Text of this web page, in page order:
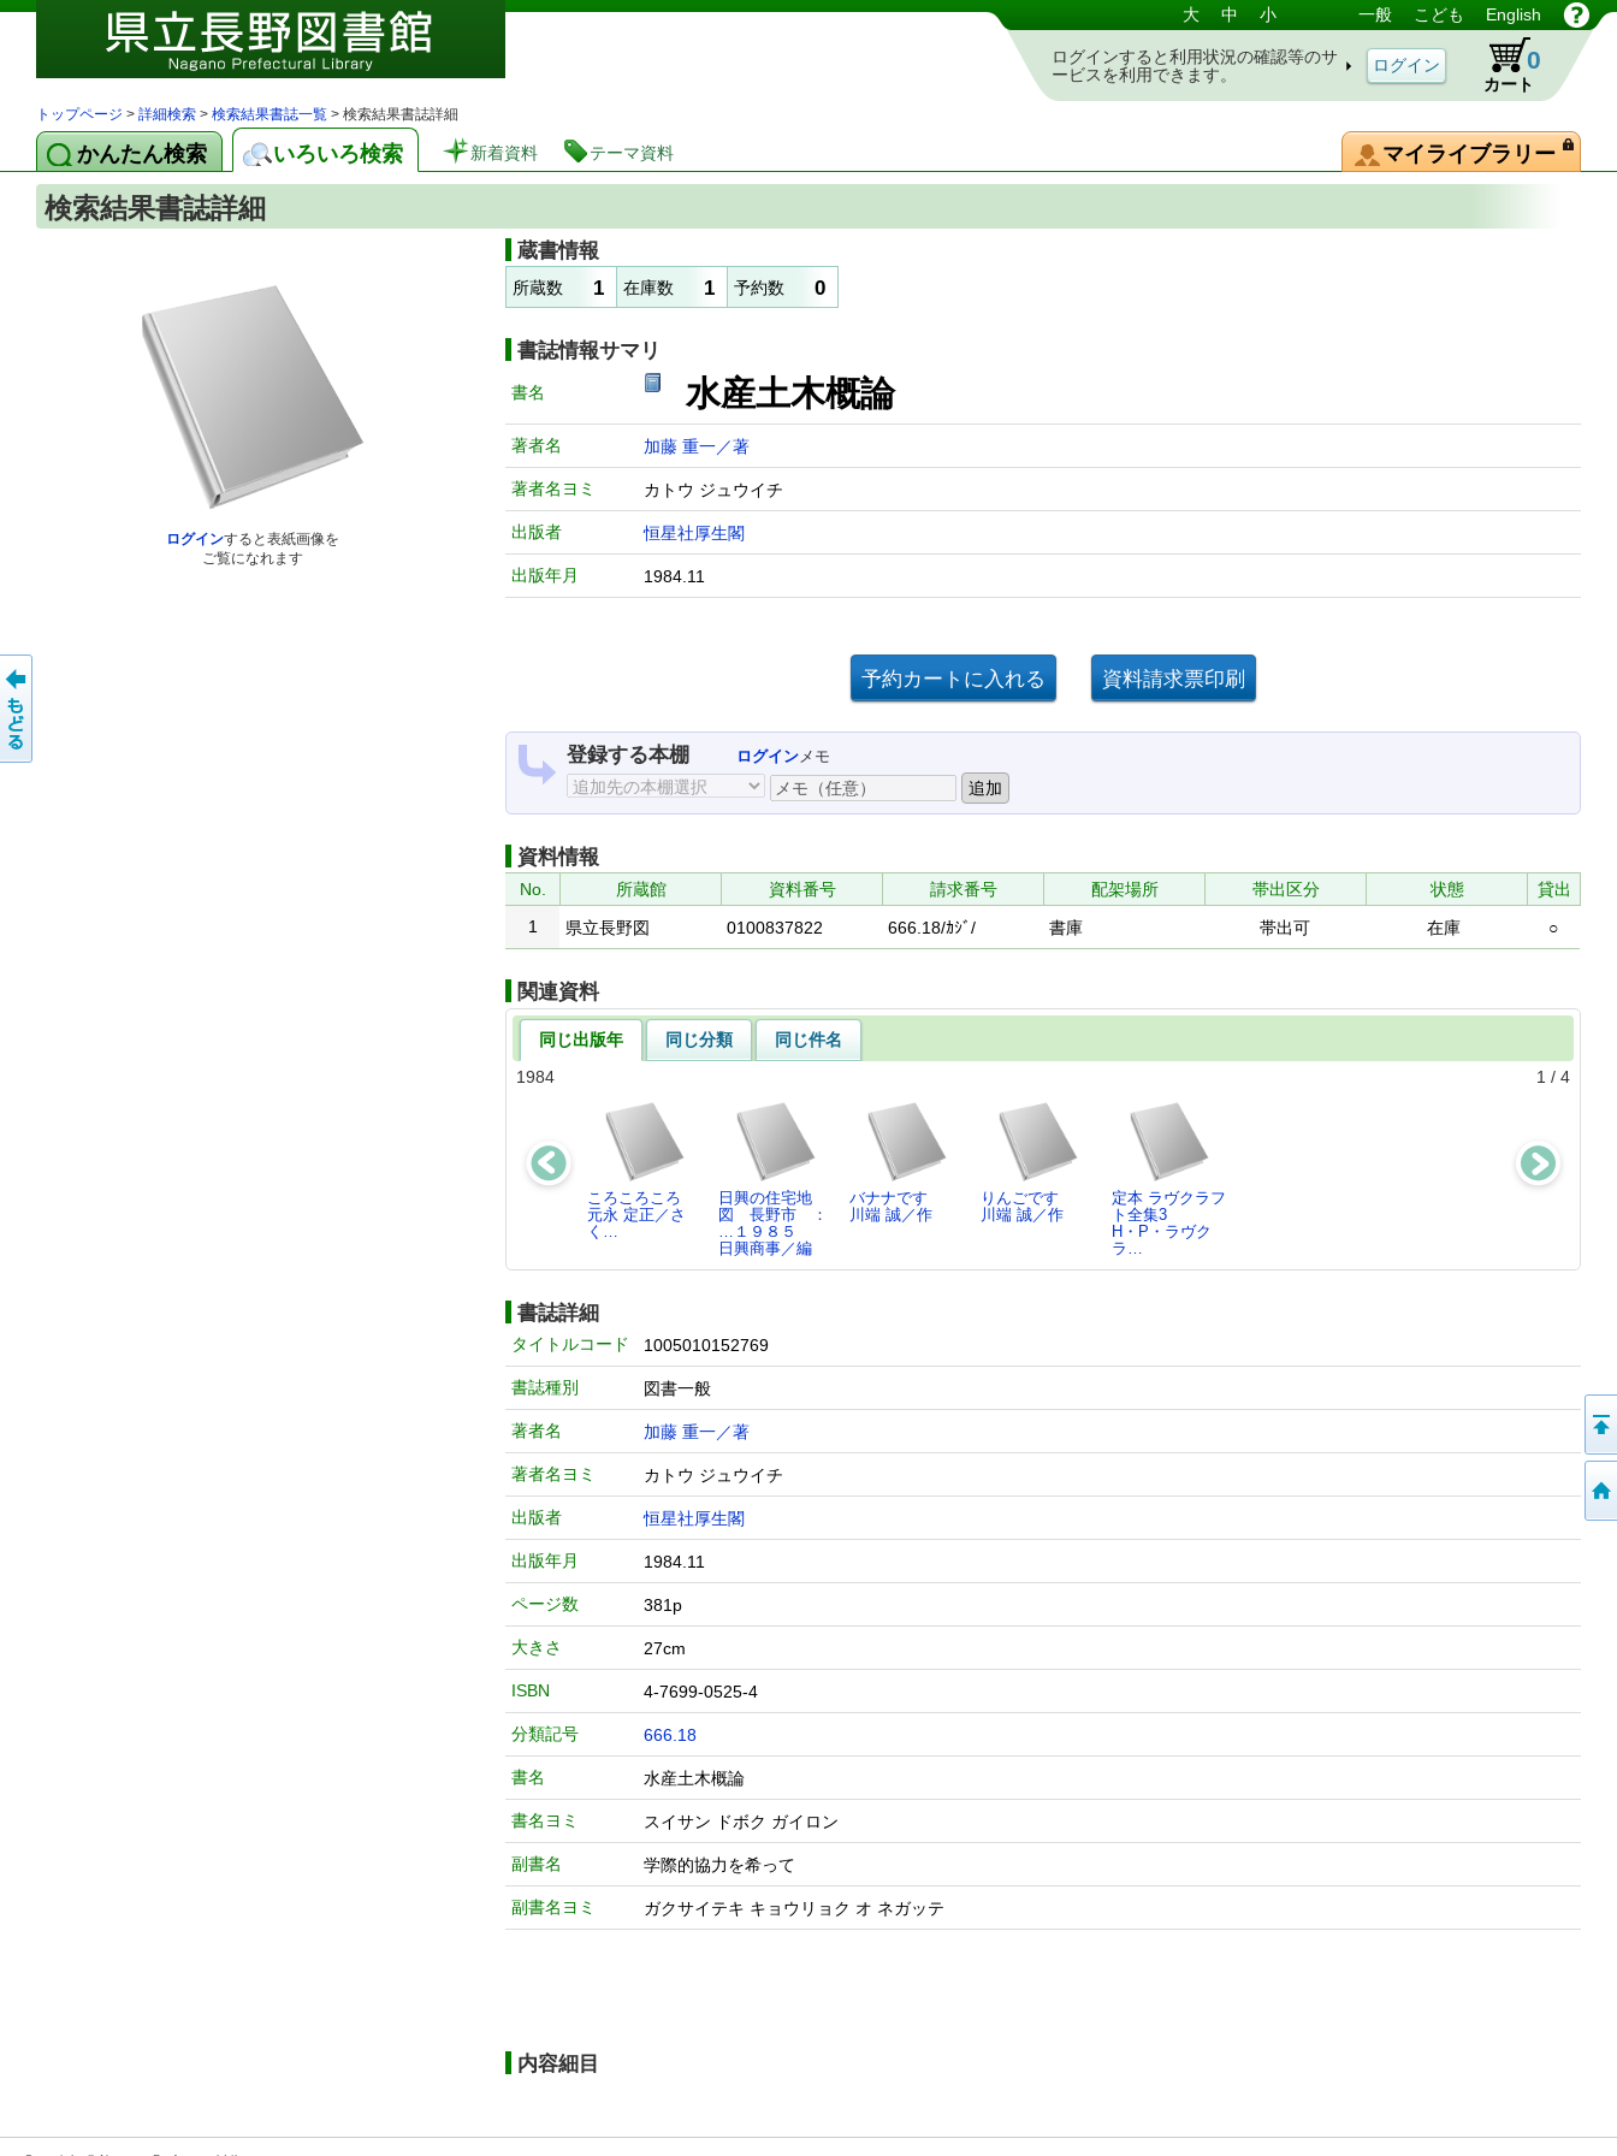
図書館 蔵書検索・予約システム 大 中 小 一般 こども English
ログインすると利用状況の確認等のサ
ービスを利用できます。
カート
0
トップページ > 詳細検索 > 検索結果書誌一覧 > 検索結果書誌詳細
かんたん検索 いろいろ検索 新着資料 テーマ資料 マイライブラリー
検索結果書誌詳細
ログインすると表紙画像を
ご覧になれます
蔵書情報
所蔵数 1 在庫数 1 予約数 0
書誌情報サマリ
書名 水産土木概論
著者名 加藤 重一／著
著者名ヨミ カトウ ジュウイチ
出版者 恒星社厚生閣
出版年月 1984.11
登録する本棚 ログインメモ
資料情報
No. 所蔵館 資料番号 請求番号 配架場所 帯出区分 状態
貸出
1
県立長野図 0100837822 666.18/ｶｼﾞ/ 書庫 帯出可 在庫 ○
関連資料
同じ出版年 同じ分類
同じ件名
1984
1 / 4
ころころころ
元永 定正／さ
く…
日興の住宅地
図 長野市 ：
…１９８５
日興商事／編
バナナです
川端 誠／作
りんごです
川端 誠／作
定本 ラヴクラフ
ト全集3
H・P・ラヴク
ラ…
ｃ …
書誌詳細
タイトルコード 1005010152769
書誌種別 図書一般
著者名 加藤 重一／著
著者名ヨミ カトウ ジュウイチ
出版者 恒星社厚生閣
出版年月 1984.11
ページ数 381p
大きさ 27cm
ISBN 4-7699-0525-4
分類記号 666.18
書名 水産土木概論
書名ヨミ スイサン ドボク ガイロン
副書名 学際的協力を希って
副書名ヨミ ガクサイテキ キョウリョク オ ネガッテ
内容細目